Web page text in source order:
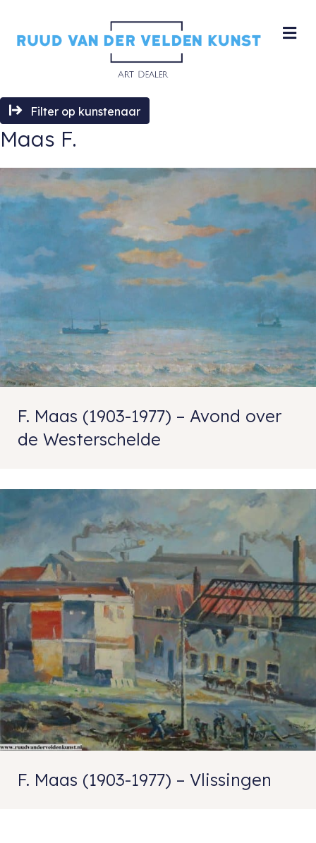
Filter op kunstenaar
Maas F.
F. Maas (1903-1977) – Avond over
de Westerschelde
F. Maas (1903-1977) – Vlissingen